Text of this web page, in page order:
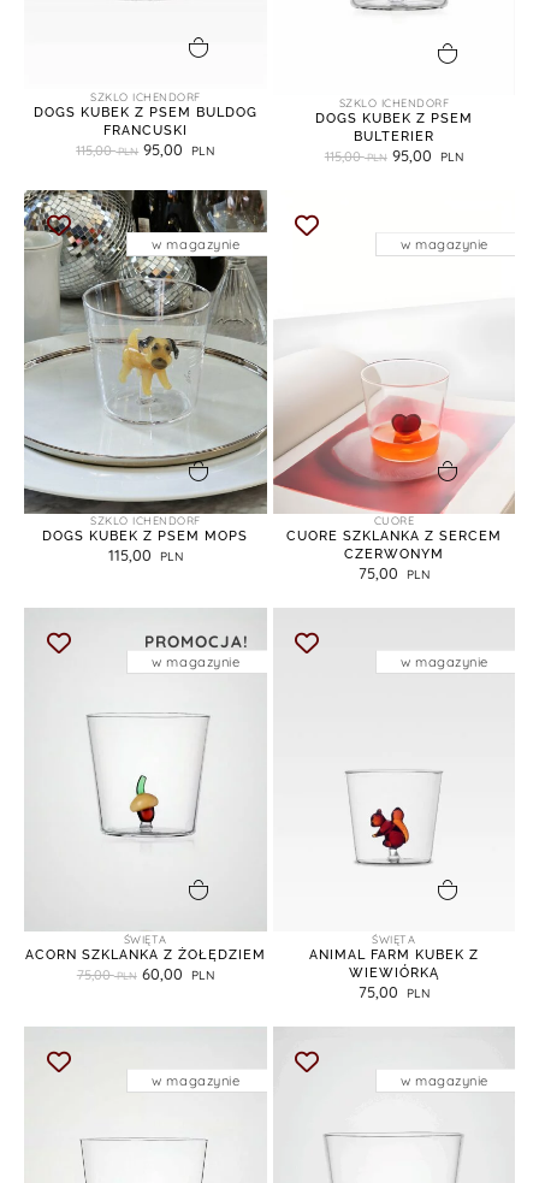
SZKLO ICHENDORF
DOGS KUBEK Z PSEM BULDOG
FRANCUSKI
115,00
95,00
SZKLO ICHENDORF
DOGS KUBEK Z PSEM
BULTERIER
115,00
95,00
dodaj do koszyka
SZKLO ICHENDORF
DOGS KUBEK Z PSEM MOPS
115,00
w magazynie
dodaj do koszyka
CUORE
CUORE SZKLANKA Z SERCEM
CZERWONYM
75,00
w magazynie
PROMOCJA!
ŚWIĘTA
ACORN SZKLANKA Z ŻOŁĘDZIEM
75,00
60,00
w magazynie
ŚWIĘTA
ANIMAL FARM KUBEK Z
WIEWIÓRKĄ
75,00
w magazynie
w magazynie w magazynie